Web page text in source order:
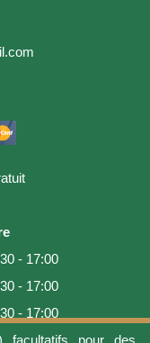
facultatifs pour des
- 17:00
- 17:00
- 17:00
- 17:00